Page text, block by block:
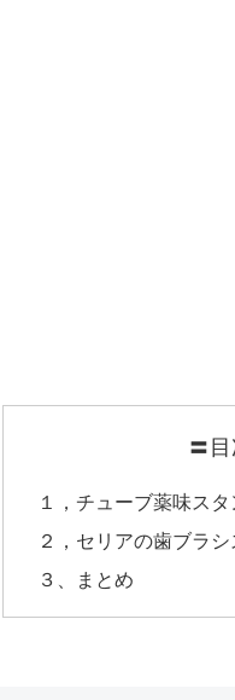
〓
１，チューブ薬味ス
２，セリアの歯ブラ
３、まとめ